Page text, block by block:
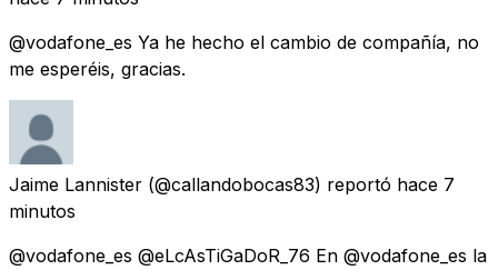
@vodafone_es Ya he hecho el cambio de compañía, no
me esperéis, gracias.
Jaime Lannister (@callandobocas83) reportó hace 7
minutos
@vodafone_es @eLcAsTiGaDoR_76 En @vodafone_es la